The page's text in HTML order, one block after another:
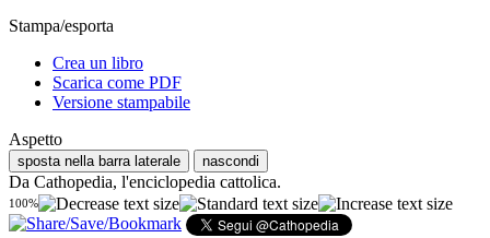
Stampa/esporta
Crea un libro
Scarica come PDF
Versione stampabile
Aspetto
sposta nella barra laterale nascondi
Da Cathopedia, l'enciclopedia cattolica.
100%